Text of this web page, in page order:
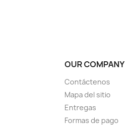
OUR COMPANY
Contáctenos
Mapa del sitio
Entregas
Formas de pago